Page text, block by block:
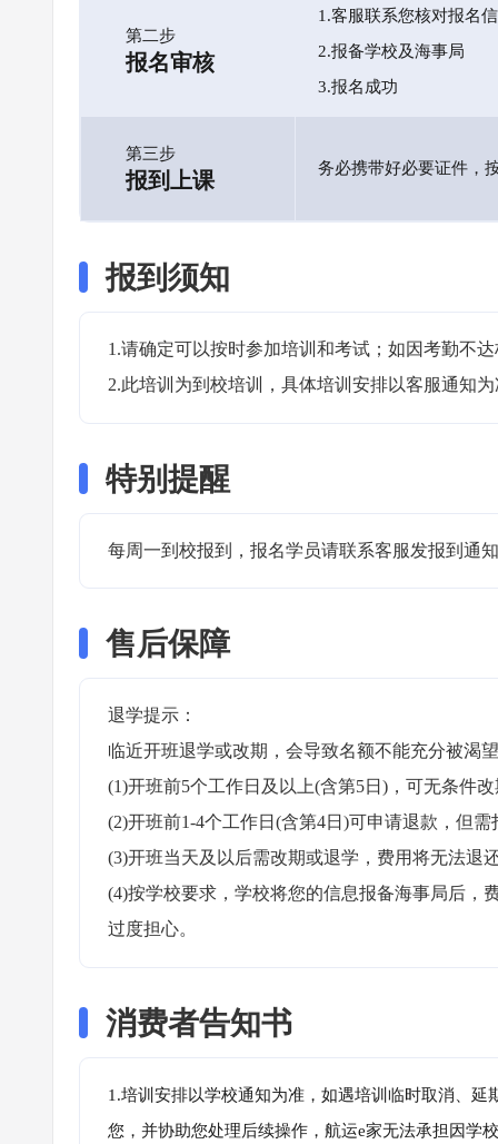
第二步
报名审核
1.客服联系您核对报名
2.报备学校及海事局
3.报名成功
第三步
报到上课 务必携带好必要证件，
报到须知
1.请确定可以按时参加培训和考试；如因考勤不
2.此培训为到校培训，具体培训安排以客服通知
特别提醒
每周一到校报到，报名学员请联系客服发报到通
售后保障
退学提示：
临近开班退学或改期，会导致名额不能充分被渴
(1)开班前5个工作日及以上(含第5日)，可无条件
(2)开班前1-4个工作日(含第4日)可申请退款，但
(3)开班当天及以后需改期或退学，费用将无法退
(4)按学校要求，学校将您的信息报备海事局后，
过度担心。
消费者告知书
1.培训安排以学校通知为准，如遇培训临时取消、
您，并协助您处理后续操作，航运e家无法承担因学